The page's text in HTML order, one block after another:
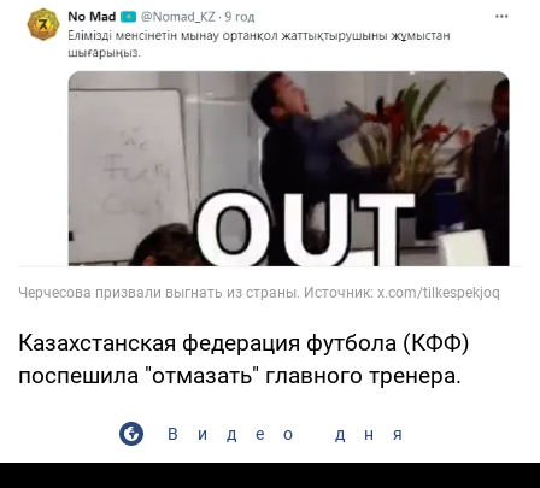
Казахстанская федерация футбола (КФФ)
поспешила "отмазать" главного тренера.
Видео дня